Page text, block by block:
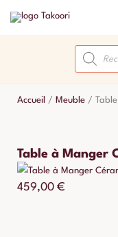
Recherche
de
produits
Accueil / Meuble /
Table à Manger
459,00 €